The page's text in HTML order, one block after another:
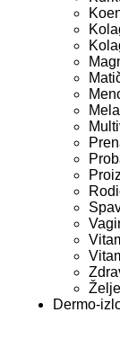
Dermo-